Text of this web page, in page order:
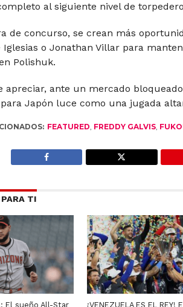
al siguiente nivel de
de concurso, se crean más
Iglesias o Jonathan Villar para
Polishuk.
apreciar, ante un mercado
Japón luce como una jugada
FEATURED, FREDDY GALVIS,
PARA TI
El sueño All-Star
¡VENEZUELA ES EL REY!